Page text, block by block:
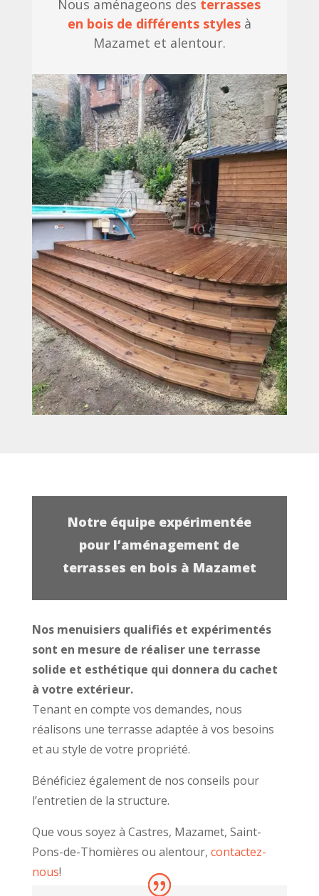
Nous aménageons des terrasses
en bois de différents stylesà
Mazamet et alentour.
Notre équipe expérimentée
pour l’aménagement de
terrasses en bois à Mazamet
Nos menuisiers qualifiés et expérimentés
sont en mesure de réaliser une terrasse
solide et esthétique qui donnera du cachet
à votre extérieur.
Tenant en compte vos demandes, nous
réalisons une terrasse adaptée à vos besoins
et au style de votre propriété.
Bénéficiez également de nos conseils pour
l’entretien de la structure.
Que vous soyez à Castres, Mazamet, Saint-
Pons-de-Thomières ou alentour, contactez-
nous!